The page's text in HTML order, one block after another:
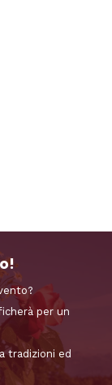
per un
tradizioni ed